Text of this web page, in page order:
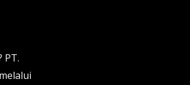
PT.